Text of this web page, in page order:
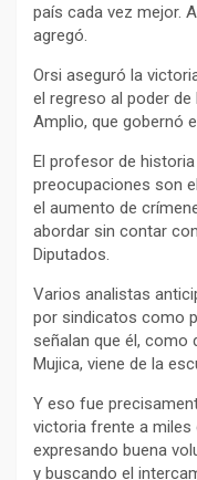
país cada vez mejor.
agregó.
Orsi aseguró la
el regreso al poder
Amplio, que gobernó
El profesor de
preocupaciones son
el aumento de
abordar sin contar
Diputados.
Varios analistas
por sindicatos como
señalan que él, como
Mujica, viene de la
Y eso fue
victoria frente a miles
expresando buena
y buscando el